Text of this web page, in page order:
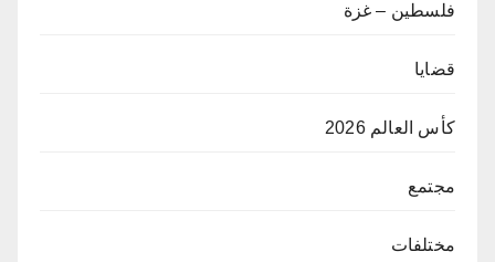
فلسطين – غزة
قضايا
كأس العالم 2026
مجتمع
مختلفات